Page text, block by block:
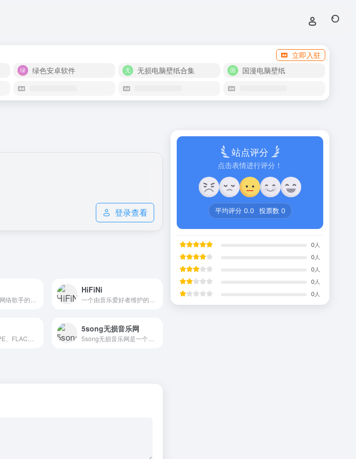
立即入驻
绿色安卓软件 无损电脑壁纸合集 国漫电脑壁纸
登录查看
HiFiNi
5song无损音乐网
站点评分
点击表情进行评分！
平均评分 0.0投票数 0
0人
0人
0人
0人
0人